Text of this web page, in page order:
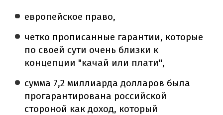
европейское право,
четко прописанные гарантии, которые
по своей сути очень близки к
концепции "качай или плати",
сумма 7,2 миллиарда долларов была
прогарантирована российской
стороной как доход, который